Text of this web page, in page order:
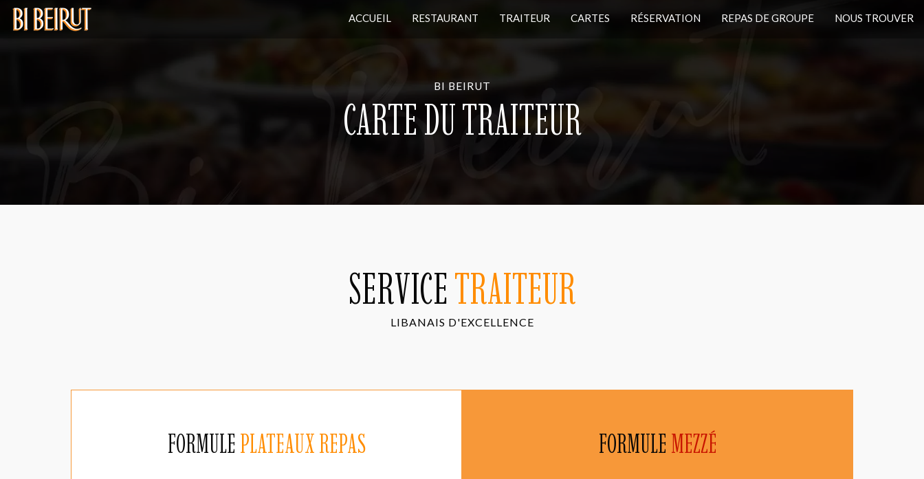
ACCUEIL RESTAURANT TRAITEUR CARTES RÉSERVATION REPAS DE GROUPE NOUS TROUVER
BI BEIRUT
CARTE DU TRAITEUR
SERVICETRAITEUR
LIBANAIS D'EXCELLENCE
FORMULEPLATEAUX REPAS FORMULEMEZZÉ